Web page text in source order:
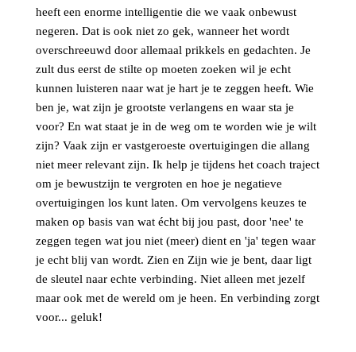
heeft een enorme intelligentie die we vaak onbewust
negeren. Dat is ook niet zo gek, wanneer het wordt
overschreeuwd door allemaal prikkels en gedachten. Je
zult dus eerst de stilte op moeten zoeken wil je echt
kunnen luisteren naar wat je hart je te zeggen heeft. Wie
ben je, wat zijn je grootste verlangens en waar sta je
voor? En wat staat je in de weg om te worden wie je wilt
zijn? Vaak zijn er vastgeroeste overtuigingen die allang
niet meer relevant zijn. Ik help je tijdens het coach traject
om je bewustzijn te vergroten en hoe je negatieve
overtuigingen los kunt laten. Om vervolgens keuzes te
maken op basis van wat écht bij jou past, door 'nee' te
zeggen tegen wat jou niet (meer) dient en 'ja' tegen waar
je echt blij van wordt. Zien en Zijn wie je bent, daar ligt
de sleutel naar echte verbinding. Niet alleen met jezelf
maar ook met de wereld om je heen. En verbinding zorgt
voor... geluk!